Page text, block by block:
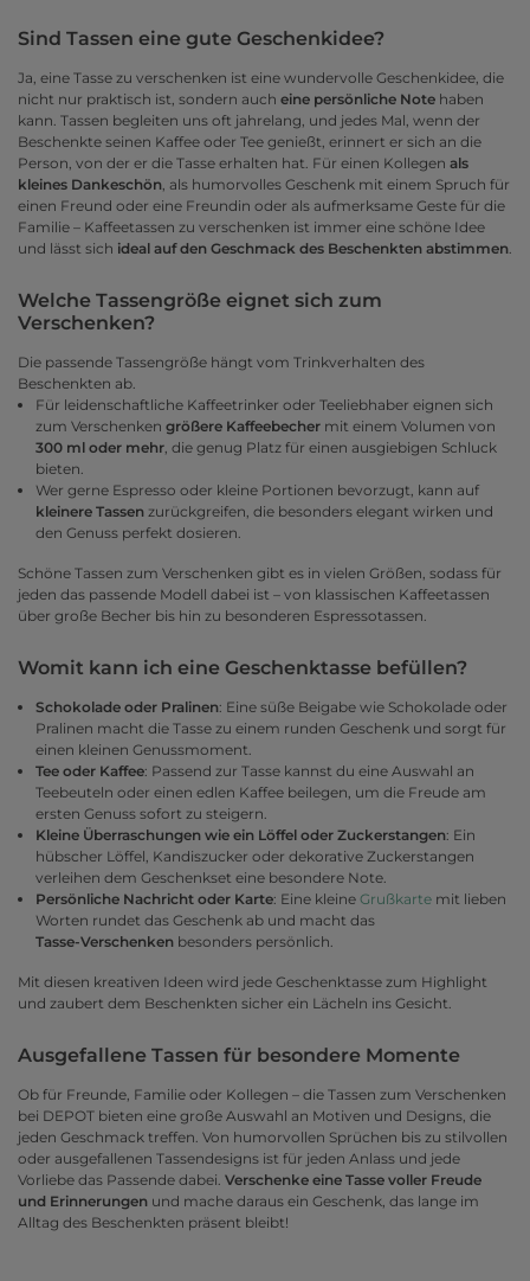
Sind Tassen eine gute Geschenkidee?
Ja, eine Tasse zu verschenken ist eine wundervolle Geschenkidee, die
nicht nur praktisch ist, sondern auch eine persönliche Note haben
kann. Tassen begleiten uns oft jahrelang, und jedes Mal, wenn der
Beschenkte seinen Kaffee oder Tee genießt, erinnert er sich an die
Person, von der er die Tasse erhalten hat. Für einen Kollegen als
kleines Dankeschön, als humorvolles Geschenk mit einem Spruch für
einen Freund oder eine Freundin oder als aufmerksame Geste für die
Familie – Kaffeetassen zu verschenken ist immer eine schöne Idee
und lässt sich ideal auf den Geschmack des Beschenkten abstimmen.
Welche Tassengröße eignet sich zum
Verschenken?
Die passende Tassengröße hängt vom Trinkverhalten des
Beschenkten ab.
Für leidenschaftliche Kaffeetrinker oder Teeliebhaber eignen sich
zum Verschenken größere Kaffeebecher mit einem Volumen von
300 ml oder mehr, die genug Platz für einen ausgiebigen Schluck
bieten.
Wer gerne Espresso oder kleine Portionen bevorzugt, kann auf
kleinere Tassen zurückgreifen, die besonders elegant wirken und
den Genuss perfekt dosieren.
Schöne Tassen zum Verschenken gibt es in vielen Größen, sodass für
jeden das passende Modell dabei ist – von klassischen Kaffeetassen
über große Becher bis hin zu besonderen Espressotassen.
Womit kann ich eine Geschenktasse befüllen?
Schokolade oder Pralinen: Eine süße Beigabe wie Schokolade oder
Pralinen macht die Tasse zu einem runden Geschenk und sorgt für
einen kleinen Genussmoment.
Tee oder Kaffee: Passend zur Tasse kannst du eine Auswahl an
Teebeuteln oder einen edlen Kaffee beilegen, um die Freude am
ersten Genuss sofort zu steigern.
Kleine Überraschungen wie ein Löffel oder Zuckerstangen: Ein
hübscher Löffel, Kandiszucker oder dekorative Zuckerstangen
verleihen dem Geschenkset eine besondere Note.
Persönliche Nachricht oder Karte: Eine kleine Grußkarte mit lieben
Worten rundet das Geschenk ab und macht das
Tasse-Verschenken besonders persönlich.
Mit diesen kreativen Ideen wird jede Geschenktasse zum Highlight
und zaubert dem Beschenkten sicher ein Lächeln ins Gesicht.
Ausgefallene Tassen für besondere Momente
Ob für Freunde, Familie oder Kollegen – die Tassen zum Verschenken
bei DEPOT bieten eine große Auswahl an Motiven und Designs, die
jeden Geschmack treffen. Von humorvollen Sprüchen bis zu stilvollen
oder ausgefallenen Tassendesigns ist für jeden Anlass und jede
Vorliebe das Passende dabei. Verschenke eine Tasse voller Freude
und Erinnerungen und mache daraus ein Geschenk, das lange im
Alltag des Beschenkten präsent bleibt!